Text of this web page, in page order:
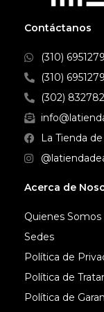
y flexible y un
de sonido
profesional;
perfectamente las
bajas en el bajo y
para que puedas
precisión y saber
lo que escucharán
cuando dejes caer la
pista.
Contáctanos
(310) 6951279
(310) 6951279
(302)
La Tienda
Acerca de
Quienes Somos
Sedes
Política de
Política de
Política de